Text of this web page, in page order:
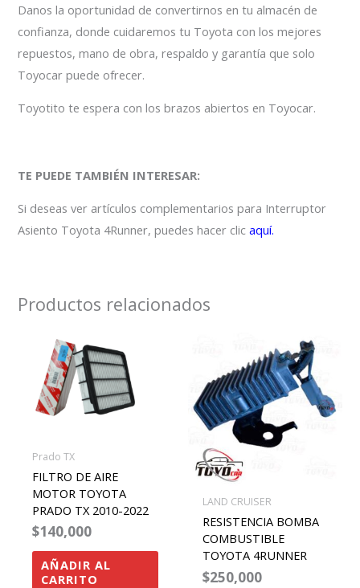
Danos la oportunidad de convertirnos en tu almacén de
confianza, donde cuidaremos tu Toyota con los mejores
repuestos, mano de obra, respaldo y garantía que solo
Toyocar puede ofrecer.
Toyotito te espera con los brazos abiertos en Toyocar.
TE PUEDE TAMBIÉN INTERESAR:
Si deseas ver artículos complementarios para Interruptor
Asiento Toyota 4Runner, puedes hacer clicaquí.
Productos relacionados
Prado TX
FILTRO DE AIRE
MOTOR TOYOTA
PRADO TX 2010-2022
$140,000
AÑADIR AL
CARRITO
LAND CRUISER
RESISTENCIA BOMBA
COMBUSTIBLE
TOYOTA 4RUNNER
$250,000